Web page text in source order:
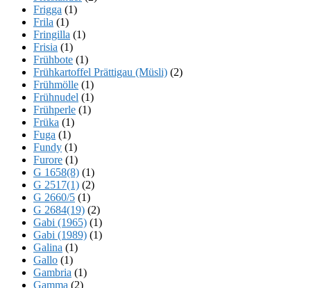
Frigga (1)
Frila (1)
Fringilla (1)
Frisia (1)
Frühbote (1)
Frühkartoffel Prättigau (Müsli) (2)
Frühmölle (1)
Frühnudel (1)
Frühperle (1)
Früka (1)
Fuga (1)
Fundy (1)
Furore (1)
G 1658(8) (1)
G 2517(1) (2)
G 2660/5 (1)
G 2684(19) (2)
Gabi (1965) (1)
Gabi (1989) (1)
Galina (1)
Gallo (1)
Gambria (1)
Gamma (2)